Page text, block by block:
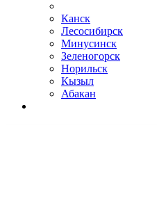
Канск
Лесосибирск
Минусинск
Зеленогорск
Норильск
Кызыл
Абакан